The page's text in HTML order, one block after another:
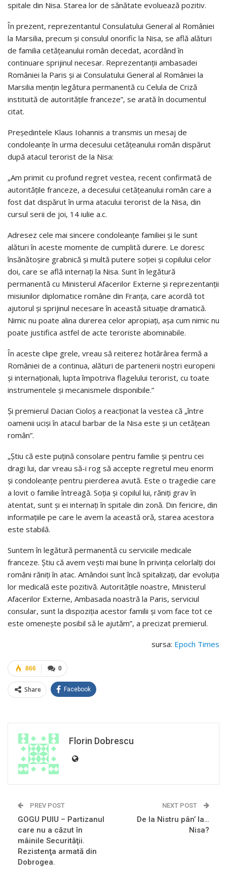
spitale din Nisa. Starea lor de sănătate evoluează pozitiv.
În prezent, reprezentantul Consulatului General al României
la Marsilia, precum şi consulul onorific la Nisa, se află alături
de familia cetăţeanului român decedat, acordând în
continuare sprijinul necesar. Reprezentanţii ambasadei
României la Paris şi ai Consulatului General al României la
Marsilia menţin legătura permanentă cu Celula de Criză
instituită de autorităţile franceze”, se arată în documentul
citat.
Preşedintele Klaus Iohannis a transmis un mesaj de
condoleanţe în urma decesului cetăţeanului român dispărut
după atacul terorist de la Nisa:
„Am primit cu profund regret vestea, recent confirmată de
autorităţile franceze, a decesului cetăţeanului român care a
fost dat dispărut în urma atacului terorist de la Nisa, din
cursul serii de joi, 14 iulie a.c.
Adresez cele mai sincere condoleanţe familiei şi le sunt
alături în aceste momente de cumplită durere. Le doresc
însănătoşire grabnică şi multă putere soţiei şi copilului celor
doi, care se află internaţi la Nisa. Sunt în legătură
permanentă cu Ministerul Afacerilor Externe şi reprezentanţii
misiunilor diplomatice române din Franţa, care acordă tot
ajutorul şi sprijinul necesare în această situaţie dramatică.
Nimic nu poate alina durerea celor apropiaţi, aşa cum nimic nu
poate justifica astfel de acte teroriste abominabile.
În aceste clipe grele, vreau să reiterez hotărârea fermă a
României de a continua, alături de partenerii noştri europeni
şi internaţionali, lupta împotriva flagelului terorist, cu toate
instrumentele şi mecanismele disponibile.”
Şi premierul Dacian Cioloş a reacţionat la vestea că „între
oamenii ucişi în atacul barbar de la Nisa este şi un cetăţean
român”.
„Ştiu că este puţină consolare pentru familie şi pentru cei
dragi lui, dar vreau să-i rog să accepte regretul meu enorm
şi condoleanţe pentru pierderea avută. Este o tragedie care
a lovit o familie întreagă. Soţia şi copilul lui, răniţi grav în
atentat, sunt şi ei internaţi în spitale din zonă. Din fericire, din
informaţiile pe care le avem la această oră, starea acestora
este stabilă.
Suntem în legătură permanentă cu serviciile medicale
franceze. Ştiu că avem veşti mai bune în privinţa celorlalţi doi
români răniţi în atac. Amândoi sunt încă spitalizaţi, dar evoluţia
lor medicală este pozitivă. Autorităţile noastre, Ministerul
Afacerilor Externe, Ambasada noastră la Paris, serviciul
consular, sunt la dispoziţia acestor familii şi vom face tot ce
este omeneşte posibil să le ajutăm”, a precizat premierul.
sursa: Epoch Times
0
866
Share Facebook
Florin Dobrescu
PREV POST
GOGU PUIU – Partizanul
care nu a căzut în
mâinile Securităţii.
Rezistenţa armată din
Dobrogea.
NEXT POST
De la Nistru pân’ la…
Nisa?